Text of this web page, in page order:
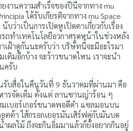
งานความสำเร็จของปีนี้จากทาง mu
ได้รับเกียรติจากทาง mu Space
บว่าเป็นการเปิดหูเปิดตาเกี่ยวกับเรื่อง
ถทำเทคโนโลยีอวกาศรุดหน้าในช่วงหลัง
าเฝ้าดูกันนะครับว่า บริษัทนี้จะมีอะไรมา
ติมอีกบ้าง จะว้าวขนาดไหน เราจะนำ
ครับ
รับสื่อในคืนวันที่ 9 ธันวาคมที่ผ่านมา คือ
ารจัดเต็ม ตั้งแต่ ลานซานญ่าร้อน ๆ
เบอร์เกอร์ขนาดพอดีคำ แซลมอนบน
ต้า ไส้กรอกเยอรมันเสิร์ฟคู่กับมันบด
ผลไม้ ถึงจะกินอิ่มมาแล้วก็ยังอยากกินอยู่